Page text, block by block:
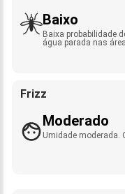
Baixo
Baixa probabilidade
água parada nas
Frizz
Moderado
Umidade moderada.